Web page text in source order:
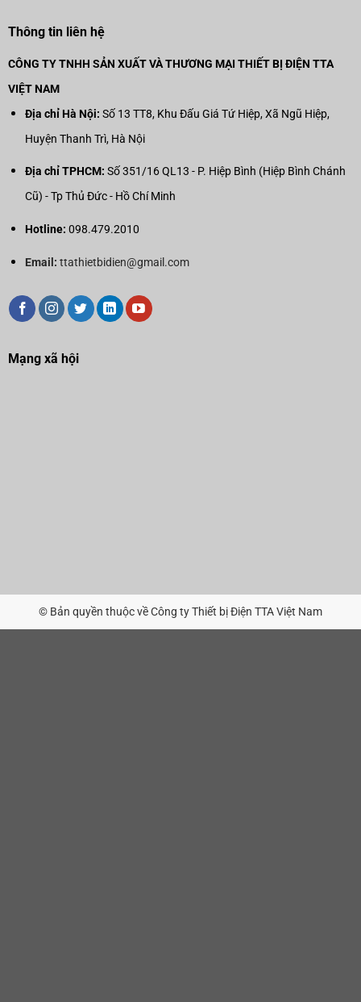
Thông tin liên hệ
CÔNG TY TNHH SẢN XUẤT VÀ THƯƠNG MẠI THIẾT BỊ ĐIỆN TTA
VIỆT NAM
Địa chỉ Hà Nội: Số 13 TT8, Khu Đấu Giá Tứ Hiệp, Xã Ngũ Hiệp,
Huyện Thanh Trì, Hà Nội
Địa chỉ TPHCM: Số 351/16 QL13 - P. Hiệp Bình (Hiệp Bình Chánh
Cũ) - Tp Thủ Đức - Hồ Chí Minh
Hotline: 098.479.2010
Email: ttathietbidien@gmail.com
Mạng xã hội
© Bản quyền thuộc về Công ty Thiết bị Điện TTA Việt Nam